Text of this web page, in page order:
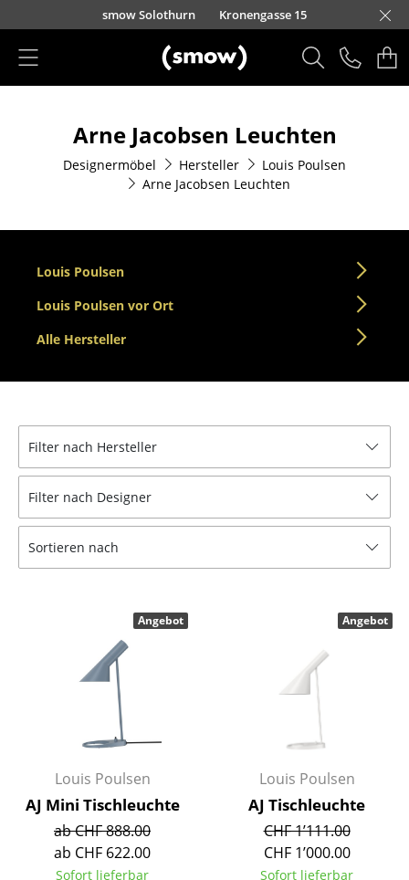
Direkt zum Inhaltsmow Solothurn Kronengasse 15
Sitzmöbel
Esszimmerstühle
Bänke & Liegen
Sitzsäcke
Gartenstühle
Schaukelstühle
Bürodrehstühle
Konferenzstühle
... alle Sitzmöbel
Tische
Arne Jacobsen Leuchten
Designermöbel Hersteller
Louis Poulsen
Arne Jacobsen Leuchten
Louis Poulsen
Louis Poulsen vor Ort
Alle Hersteller
Filter nach Hersteller
Filter nach Designer
Sortieren nach
Louis Poulsen
AJ Mini Tischleuchte
ab CHF 888.00
ab CHF 622.00
Sofort lieferbar
Angebot
Louis Poulsen
AJ Tischleuchte
CHF 1’111.00
CHF 1’000.00
Sofort lieferbar
Angebot